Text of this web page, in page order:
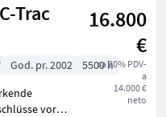
Filtri
Trac
16.800
€
sa 20% PDV-
a
14.000 €
neto
God. pr. 2002
5500 h
vorne